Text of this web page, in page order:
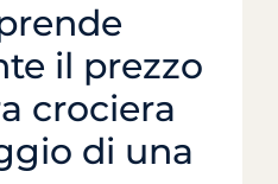
il prezzo
crociera
di una